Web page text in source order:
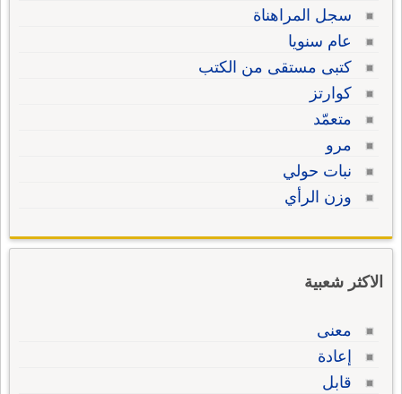
سجل المراهناة
عام سنويا
كتبى مستقى من الكتب
كوارتز
متعمّد
مرو
نبات حولي
وزن الرأي
الاكثر شعبية
معنى
إعادة
قابل